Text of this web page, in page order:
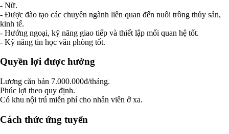
- Nữ.
- Được đào tạo các chuyên ngành liên quan đến nuôi trồng thủy sản,
kinh tế.
- Hướng ngoại, kỹ năng giao tiếp và thiết lập mối quan hệ tốt.
- Kỹ năng tin học văn phòng tốt.
Quyền lợi được hưởng
Lương căn bản 7.000.000đ/tháng.
Phúc lợi theo quy định.
Có khu nội trú miễn phí cho nhân viên ở xa.
Cách thức ứng tuyển